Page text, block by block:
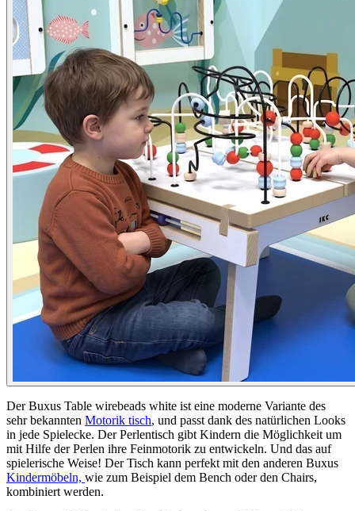
Der Buxus Table wirebeads white ist eine moderne Variante des
sehr bekannten Motorik tisch, und passt dank des natürlichen Looks
in jede Spielecke. Der Perlentisch gibt Kindern die Möglichkeit um
mit Hilfe der Perlen ihre Feinmotorik zu entwickeln. Und das auf
spielerische Weise! Der Tisch kann perfekt mit den anderen Buxus
Kindermöbeln, wie zum Beispiel dem Bench oder den Chairs,
kombiniert werden.